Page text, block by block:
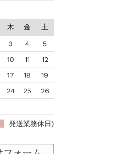
木 金 土
3 4
5
10 11
12
17 18
19
24 25
26
発送業務休日)